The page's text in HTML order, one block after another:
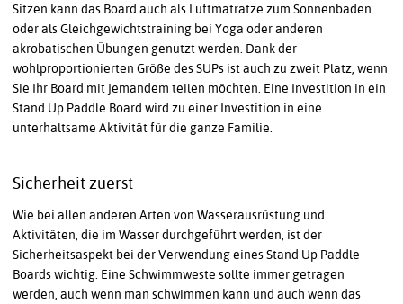
Sitzen kann das Board auch als Luftmatratze zum Sonnenbaden
oder als Gleichgewichtstraining bei Yoga oder anderen
akrobatischen Übungen genutzt werden. Dank der
wohlproportionierten Größe des SUPs ist auch zu zweit Platz, wenn
Sie Ihr Board mit jemandem teilen möchten. Eine Investition in ein
Stand Up Paddle Board wird zu einer Investition in eine
unterhaltsame Aktivität für die ganze Familie.
Sicherheit zuerst
Wie bei allen anderen Arten von Wasserausrüstung und
Aktivitäten, die im Wasser durchgeführt werden, ist der
Sicherheitsaspekt bei der Verwendung eines Stand Up Paddle
Boards wichtig. Eine Schwimmweste sollte immer getragen
werden, auch wenn man schwimmen kann und auch wenn das